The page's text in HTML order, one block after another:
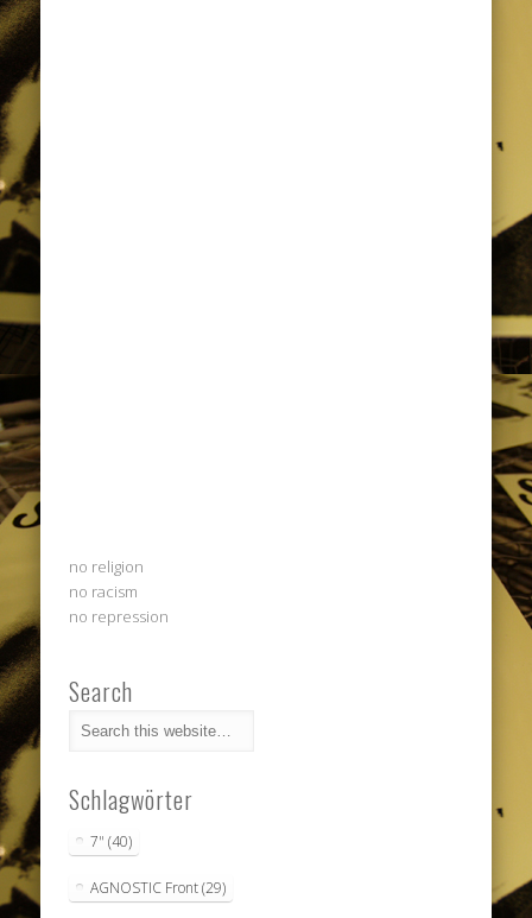
no religion
no racism
no repression
Search
Schlagwörter
7" (40)
AGNOSTIC Front(29)